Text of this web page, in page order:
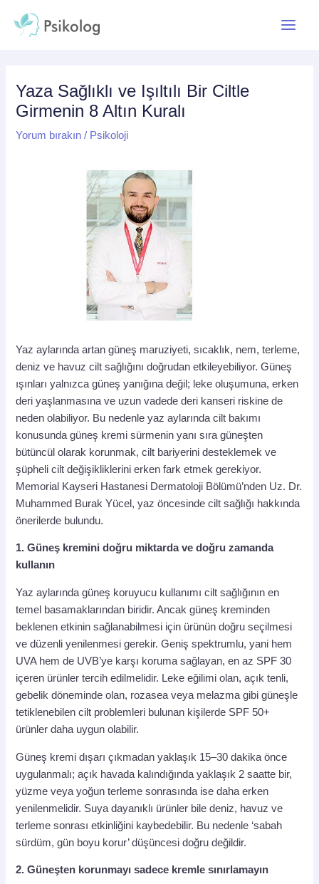
atla
Yaza Sağlıklı ve Işıltılı Bir Ciltle
Girmenin 8 Altın Kuralı
Yorum bırakın / Psikoloji
Yaz aylarında artan güneş maruziyeti, sıcaklık, nem, terleme,
deniz ve havuz cilt sağlığını doğrudan etkileyebiliyor. Güneş
ışınları yalnızca güneş yanığına değil; leke oluşumuna, erken
deri yaşlanmasına ve uzun vadede deri kanseri riskine de
neden olabiliyor. Bu nedenle yaz aylarında cilt bakımı
konusunda güneş kremi sürmenin yanı sıra güneşten
bütüncül olarak korunmak, cilt bariyerini desteklemek ve
şüpheli cilt değişikliklerini erken fark etmek gerekiyor.
Memorial Kayseri Hastanesi Dermatoloji Bölümü’nden Uz. Dr.
Muhammed Burak Yücel, yaz öncesinde cilt sağlığı hakkında
önerilerde bulundu.
1. Güneş kremini doğru miktarda ve doğru zamanda
kullanın
Yaz aylarında güneş koruyucu kullanımı cilt sağlığının en
temel basamaklarından biridir. Ancak güneş kreminden
beklenen etkinin sağlanabilmesi için ürünün doğru seçilmesi
ve düzenli yenilenmesi gerekir. Geniş spektrumlu, yani hem
UVA hem de UVB’ye karşı koruma sağlayan, en az SPF 30
içeren ürünler tercih edilmelidir. Leke eğilimi olan, açık tenli,
gebelik döneminde olan, rozasea veya melazma gibi güneşle
tetiklenebilen cilt problemleri bulunan kişilerde SPF 50+
ürünler daha uygun olabilir.
Güneş kremi dışarı çıkmadan yaklaşık 15–30 dakika önce
uygulanmalı; açık havada kalındığında yaklaşık 2 saatte bir,
yüzme veya yoğun terleme sonrasında ise daha erken
yenilenmelidir. Suya dayanıklı ürünler bile deniz, havuz ve
terleme sonrası etkinliğini kaybedebilir. Bu nedenle ‘sabah
sürdüm, gün boyu korur’ düşüncesi doğru değildir.
2. Güneşten korunmayı sadece kremle sınırlamayın
dolaşımı